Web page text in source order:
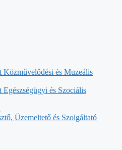
Közművelődési és Muzeális
Egészségügyi és Szociális
Üzemeltető és Szolgáltató